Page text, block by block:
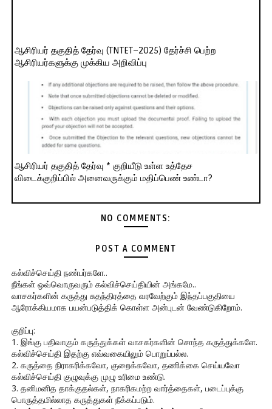
ஆசிரியர் தகுதித் தேர்வு (TNTET–2025) தேர்ச்சி பெற்ற
ஆசிரியர்களுக்கு முக்கிய அறிவிப்பு
ஆசிரியர் தகுதித் தேர்வு * குறியீடு உள்ள உத்தேச
விடைக்குறிப்பில் அனைவருக்கும் மதிப்பெண் உண்டா?
NO COMMENTS:
POST A COMMENT
கல்விச்செய்தி நண்பர்களே..
நீங்கள் ஒவ்வொருவரும் கல்விச்செய்தியின் அங்கமே..
வாசகர்களின் கருத்து சுதந்திரத்தை வரவேற்கும் இந்தப்பகுதியை
ஆரோக்கியமாக பயன்படுத்திக் கொள்ள அன்புடன் வேண்டுகிறோம்.
குறிப்பு:
1. இங்கு பதிவாகும் கருத்துக்கள் வாசகர்களின் சொந்த கருத்துக்களே.
கல்விச்செய்தி இதற்கு எவ்வகையிலும் பொறுப்பல்ல.
2. கருத்தை நிராகரிக்கவோ, குறைக்கவோ, தணிக்கை செய்யவோ
கல்விச்செய்தி குழுவுக்கு முழு உரிமை உண்டு.
3. தனிமனித தாக்குதல்கள், நாகரிகமற்ற வார்த்தைகள், படைப்புக்கு
பொருத்தமில்லாத கருத்துகள் நீக்கப்படும்.